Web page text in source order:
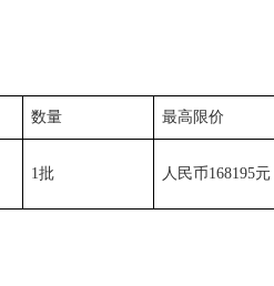
数量 最高限价
1批 人民币168195元